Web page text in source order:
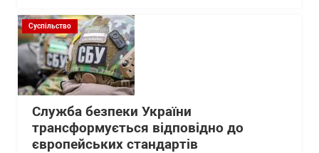
Суспільство
Служба безпеки України
трансформується відповідно до
європейських стандартів